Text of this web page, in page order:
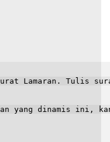
Lamaran. Tulis
yang dinamis ini,